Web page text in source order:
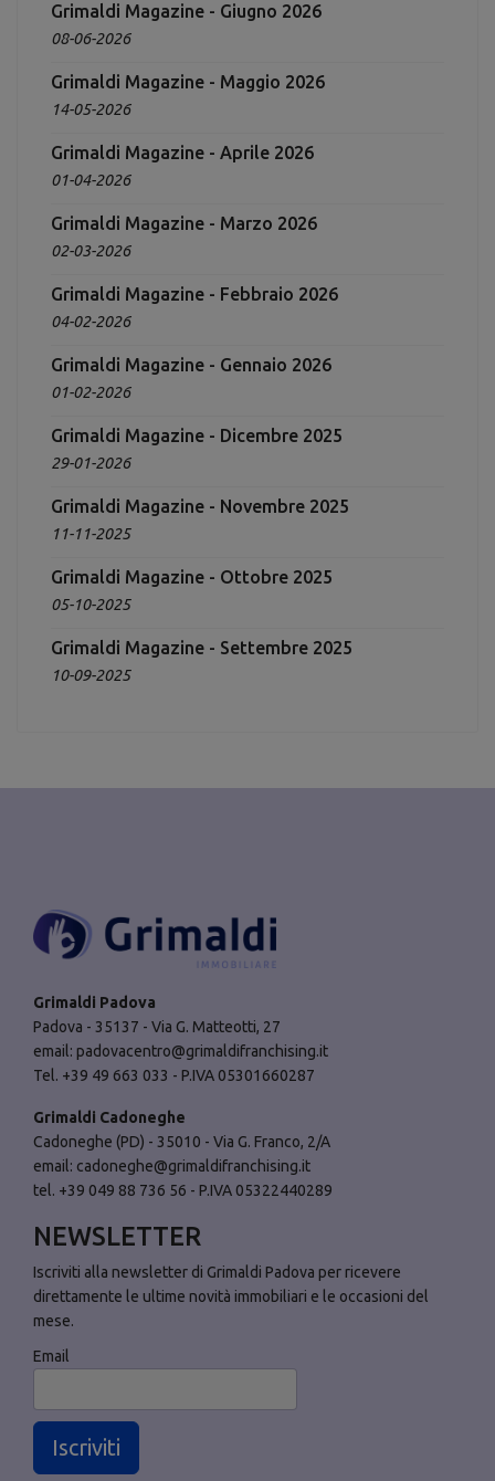
Grimaldi Magazine - Giugno 2026
08-06-2026
Grimaldi Magazine - Maggio 2026
14-05-2026
Grimaldi Magazine - Aprile 2026
01-04-2026
Grimaldi Magazine - Marzo 2026
02-03-2026
Grimaldi Magazine - Febbraio 2026
04-02-2026
Grimaldi Magazine - Gennaio 2026
01-02-2026
Grimaldi Magazine - Dicembre 2025
29-01-2026
Grimaldi Magazine - Novembre 2025
11-11-2025
Grimaldi Magazine - Ottobre 2025
05-10-2025
Grimaldi Magazine - Settembre 2025
10-09-2025
Grimaldi Padova
Padova - 35137 - Via G. Matteotti, 27
email: padovacentro@grimaldifranchising.it
Tel. +39 49 663 033 - P.IVA 05301660287
Grimaldi Cadoneghe
Cadoneghe (PD) - 35010 - Via G. Franco, 2/A
email: cadoneghe@grimaldifranchising.it
tel. +39 049 88 736 56 - P.IVA 05322440289
NEWSLETTER
Iscriviti alla newsletter di Grimaldi Padova per ricevere
direttamente le ultime novità immobiliari e le occasioni del
mese.
Email
Iscriviti